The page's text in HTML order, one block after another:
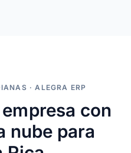
· ALEGRA ERP
con
nube para